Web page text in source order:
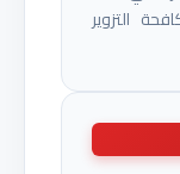
التزوير